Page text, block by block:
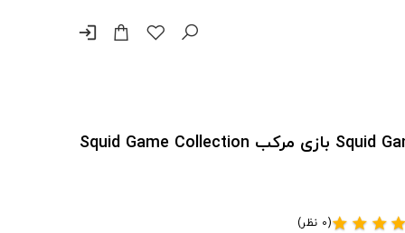
login
پد موس و دسک پد طرح Squid Game بازی مرکب Squid Game Collection
star
star
star
star(0 نظر)